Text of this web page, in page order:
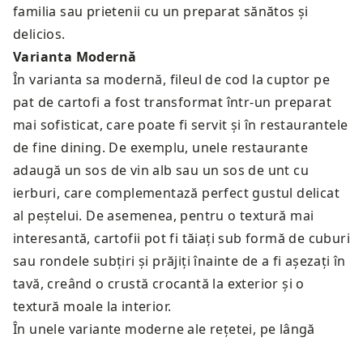
familia sau prietenii cu un preparat sănătos și
delicios.
Varianta Modernă
În varianta sa modernă, fileul de cod la cuptor pe
pat de cartofi a fost transformat într-un preparat
mai sofisticat, care poate fi servit și în restaurantele
de fine dining. De exemplu, unele restaurante
adaugă un sos de vin alb sau un sos de unt cu
ierburi, care complementază perfect gustul delicat
al peștelui. De asemenea, pentru o textură mai
interesantă, cartofii pot fi tăiați sub formă de cuburi
sau rondele subțiri și prăjiți înainte de a fi așezați în
tavă, creând o crustă crocantă la exterior și o
textură moale la interior.
În unele variante moderne ale rețetei, pe lângă